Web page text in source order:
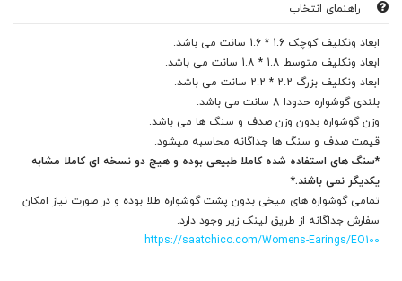
راهنمای انتخاب
ابعاد ونکلیف کوچک 1.6 * 1.6 سانت می باشد.
ابعاد ونکلیف متوسط 1.8 * 1.8 سانت می باشد.
ابعاد ونکلیف بزرگ 2.2 * 2.2 سانت می باشد.
بلندی گوشواره حدودا 8 سانت می باشد.
وزن گوشواره بدون وزن صدف و سنگ ها می باشد.
قیمت صدف و سنگ ها جداگانه محاسبه میشود.
*سنگ های استفاده شده کاملا طبیعی بوده و هیچ دو نسخه ای کاملا مشابه
یکدیگر نمی باشند.*
تمامی گوشواره های میخی بدون پشت گوشواره طلا بوده و در صورت نیاز امکان
سفارش جداگانه از طریق لینک زیر وجود دارد.
https://saatchico.com/Womens-Earings/EO100